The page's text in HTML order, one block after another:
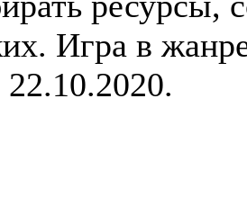
Игра в